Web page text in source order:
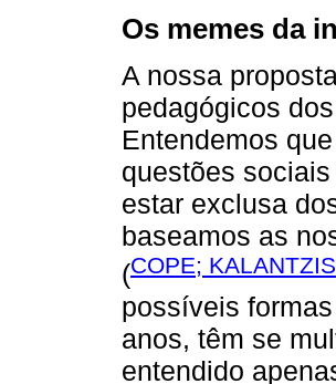
Os memes da
A nossa
pedagógicos
Entendemos
questões
estar exclusa
baseamos as
(COPE;
possíveis
anos, têm se
entendido